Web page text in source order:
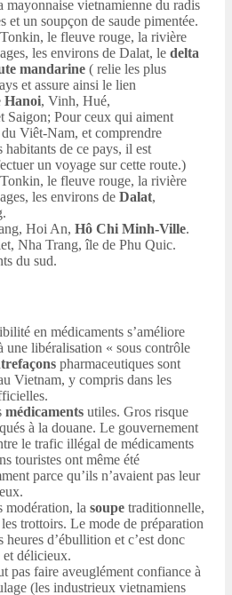
mayonnaise vietnamienne du radis
et un soupçon de saude pimentée.
le fleuve rouge, la rivière
les environs de Dalat, le delta
mandarine ( relie les plus
et assure ainsi le lien
Hanoi, Vinh, Hué,
Saigon; Pour ceux qui aiment
Viêt-Nam, et comprendre
de ce pays, il est
un voyage sur cette route.)
le fleuve rouge, la rivière
les environs de Dalat,
Hoi An, Hô Chi Minh-Ville.
Nha Trang, île de Phu Quic.
du sud.
en médicaments s’améliore
une libéralisation « sous contrôle
pharmaceutiques sont
Vietnam, y compris dans les
médicaments utiles. Gros risque
à la douane. Le gouvernement
le trafic illégal de médicaments
touristes ont même été
parce qu’ils n’avaient pas leur
modération, la soupe traditionnelle,
trottoirs. Le mode de préparation
heures d’ébullition et c’est donc
et délicieux.
pas faire aveuglément confiance à
(les industrieux vietnamiens